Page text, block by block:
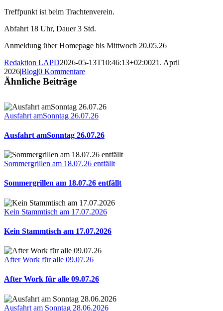
Treffpunkt ist beim Trachtenverein.
Abfahrt 18 Uhr, Dauer 3 Std.
Anmeldung über Homepage bis Mittwoch 20.05.26
Redaktion LAPD2026-05-13T10:46:13+02:0021. April
2026|Blog|0 Kommentare
Ähnliche Beiträge
Ausfahrt amSonntag 26.07.26
Ausfahrt amSonntag 26.07.26
Sommergrillen am 18.07.26 entfällt
Sommergrillen am 18.07.26 entfällt
Kein Stammtisch am 17.07.2026
Kein Stammtisch am 17.07.2026
After Work für alle 09.07.26
After Work für alle 09.07.26
Ausfahrt am Sonntag 28.06.2026